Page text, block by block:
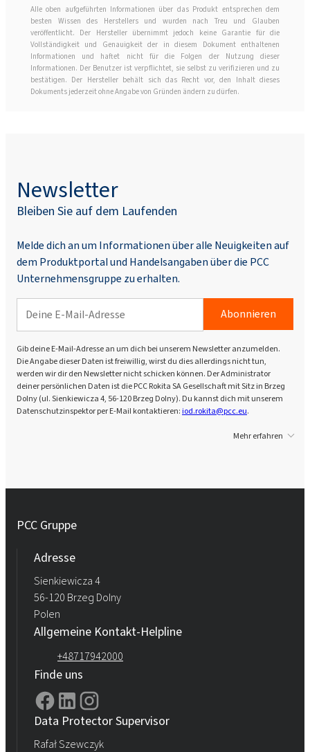
Alle oben aufgeführten Informationen über das Produkt entsprechen dem
besten Wissen des Herstellers und wurden nach Treu und Glauben
veröffentlicht. Der Hersteller übernimmt jedoch keine Garantie für die
Vollständigkeit und Genauigkeit der in diesem Dokument enthaltenen
Informationen und haftet nicht für die Folgen der Nutzung dieser
Informationen. Der Benutzer ist verpflichtet, sie selbst zu verifizieren und zu
bestätigen. Der Hersteller behält sich das Recht vor, den Inhalt dieses
Dokuments jederzeit ohne Angabe von Gründen ändern zu dürfen.
Newsletter
Bleiben Sie auf dem Laufenden
Melde dich an um Informationen über alle Neuigkeiten auf
dem Produktportal und Handelsangaben über die PCC
Unternehmensgruppe zu erhalten.
Abonnieren
Gib deine E-Mail-Adresse an um dich bei unserem Newsletter anzumelden.
Die Angabe dieser Daten ist freiwillig, wirst du dies allerdings nicht tun,
werden wir dir den Newsletter nicht schicken können. Der Administrator
deiner persönlichen Daten ist die PCC Rokita SA Gesellschaft mit Sitz in Brzeg
Dolny (ul. Sienkiewicza 4, 56-120 Brzeg Dolny). Du kannst dich mit unserem
Datenschutzinspektor per E-Mail kontaktieren:iod.rokita@pcc.eu.
Mehr erfahren
PCC Gruppe
Adresse
Sienkiewicza 4
56-120 Brzeg Dolny
Polen
Allgemeine Kontakt-Helpline
+48717942000
Finde uns
Data Protector Supervisor
Rafał Szewczyk